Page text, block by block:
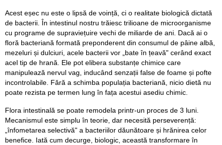
Acest eșec nu este o lipsă de voință, ci o realitate biologică dictată
de bacterii. În intestinul nostru trăiesc trilioane de microorganisme
cu programe de supraviețuire vechi de miliarde de ani. Dacă ai o
floră bacteriană formată preponderent din consumul de pâine albă,
mezeluri și dulciuri, acele bacterii vor „bate în țeavă" cerând exact
acel tip de hrană. Ele pot elibera substanțe chimice care
manipulează nervul vag, inducând senzații false de foame și pofte
incontrolabile. Fără a schimba populația bacteriană, nicio dietă nu
poate rezista pe termen lung în fața acestui asediu chimic.
Flora intestinală se poate remodela printr-un proces de 3 luni.
Mecanismul este simplu în teorie, dar necesită perseverență:
„înfometarea selectivă" a bacteriilor dăunătoare și hrănirea celor
benefice. Iată cum decurge, biologic, această transformare în